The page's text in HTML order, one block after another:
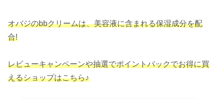
オバジのbbクリームは、美容液に含まれる保湿成分を配
合!
レビューキャンペーンや抽選でポイントバックでお得に買
えるショップはこちら♪